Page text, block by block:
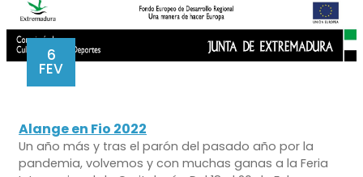
6
FEV
Alange en Fio 2022
Un año más y tras el parón del pasado año por la
pandemia, volvemos y con muchas ganas a la Feria